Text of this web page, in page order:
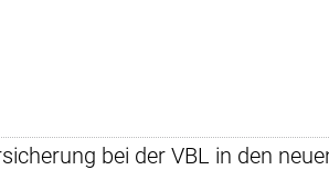
bei der VBL in den